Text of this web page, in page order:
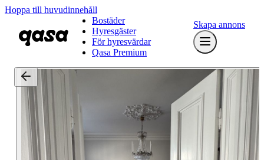
Hoppa till huvudinnehåll
Bostäder
Hyresgäster
För hyresvärdar
Qasa Premium
Skapa annons